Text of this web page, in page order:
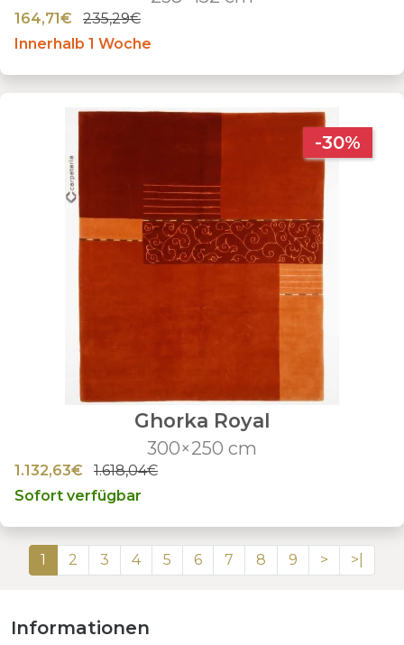
164,71€
235,29€
Innerhalb 1 Woche
-30%
Ghorka Royal
300×250 cm
1.132,63€
1.618,04€
Sofort verfügbar
1 2 3 4 5 6 7 8 9 > >|
Informationen